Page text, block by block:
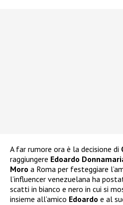
A far rumore ora è la decisione di
raggiungere Edoardo
Moro a Roma per festeggiare
l’influencer venezuelana ha
scatti in bianco e nero in cui si
insieme all’amico Edoardo e al